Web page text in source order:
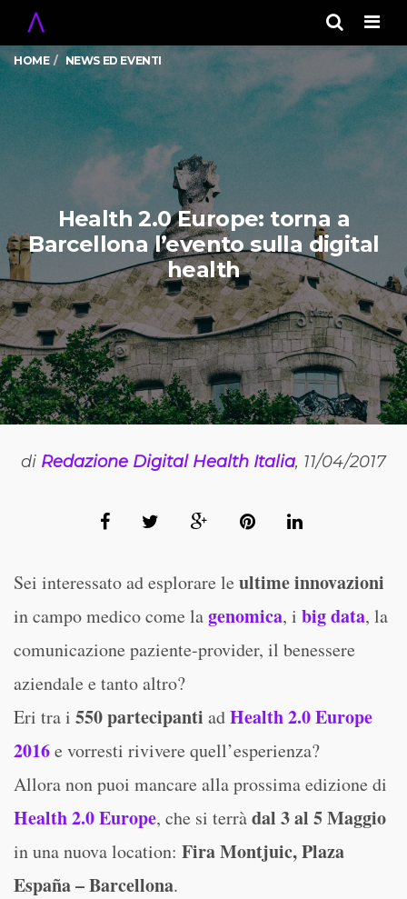
HOME NEWS ED EVENTI
Health 2.0 Europe: torna a
Barcellona l’evento sulla digital
health
di Redazione Digital Health Italia, 11/04/2017
Sei interessato ad esplorare le ultime innovazioni
in campo medico come lagenomica, i big data, la
comunicazione paziente-provider, il benessere
aziendale e tanto altro?
Eri tra i 550 partecipanti adHealth 2.0 Europe
2016e vorresti rivivere quell’esperienza?
Allora non puoi mancare alla prossima edizione di
Health 2.0 Europe, che si terràdal 3 al 5 Maggio
in una nuova location: Fira Montjuic, Plaza
España – Barcellona.